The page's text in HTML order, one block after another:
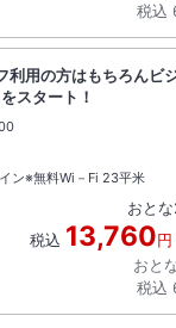
税込
利用の方はもちろんビ
スタート！
ックアウト
ン※無料Wi－Fi 23平米
おとな
税込 13,760円
おと
税込